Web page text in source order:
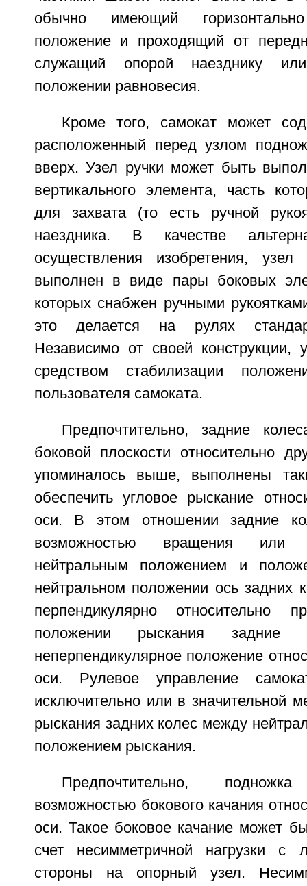
обычно имеющий горизонтально
положение и проходящий от
служащий опорой наезднику
положении равновесия.
Кроме того, самокат может
расположенный перед узлом
вверх. Узел ручки может быть
вертикального элемента, часть
для захвата (то есть ручной
наездника. В качестве
осуществления изобретения,
выполнен в виде пары боковых
которых снабжен ручными
это делается на рулях
Независимо от своей конструкции,
средством стабилизации
пользователя самоката.
Предпочтительно, задние
боковой плоскости относительно
упоминалось выше, выполнены
обеспечить угловое рыскание
оси. В этом отношении задние
возможностью вращения или
нейтральным положением и
нейтральном положении ось задних
перпендикулярно относительно
положении рыскания задние
неперпендикулярное положение
оси. Рулевое управление
исключительно или в значительной
рыскания задних колес между
положением рыскания.
Предпочтительно,
возможностью бокового качания
оси. Такое боковое качание может
счет несимметричной нагрузки с
стороны на опорный узел.